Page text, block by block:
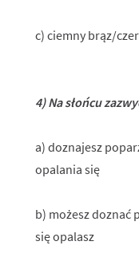
c) ciemny brąz/
4) Na słońcu
a) doznajesz
opalania się
b) możesz doznać
się opalasz